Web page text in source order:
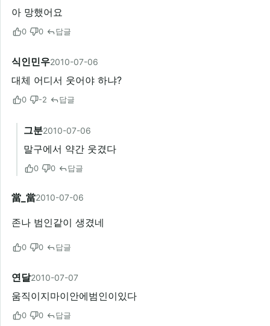
아 망했어요
0 0 답글
식인민우2010-07-06
대체 어디서 웃어야 하냐?
0 -2 답글
그분2010-07-06
말구에서 약간 웃겼다
0 0 답글
當_當2010-07-06
존나 범인같이 생겼네
0 0 답글
연달2010-07-07
움직이지마이안에범인이있다
0 0 답글